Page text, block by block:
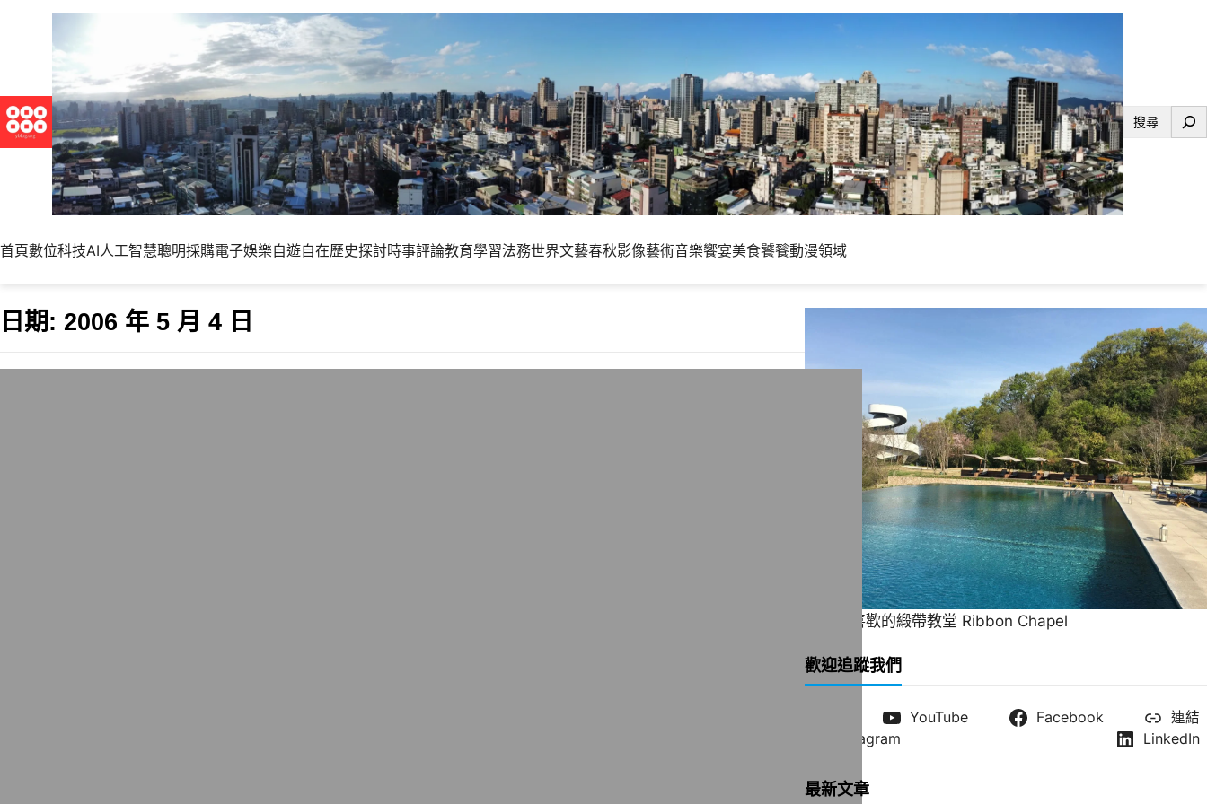
搜
首頁數位科技AI人工智慧聰明採購電子娛樂自遊自在歷史探討時事評論教育學習法務世界文藝春秋影像藝術音樂饗宴美食饕餮動漫領域
日期: 2006 年 5 月 4 日
一直很喜歡的緞帶教堂 Ribbon Chapel
歡迎追蹤我們
YouTube Facebook
連結
Instagram
LinkedIn
最新文章